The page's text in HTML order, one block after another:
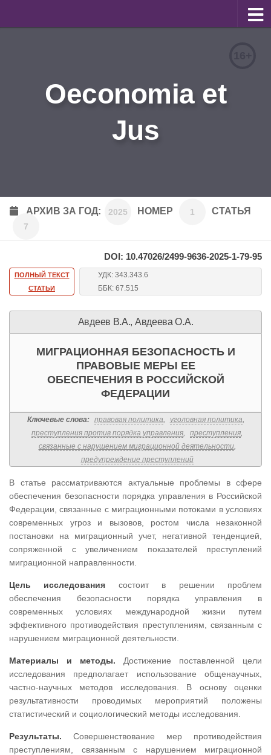
Для авторов
Архив
Oeconomia et
Jus
АРХИВ ЗА ГОД: 2025 НОМЕР 1 СТАТЬЯ
7
DOI: 10.47026/2499-9636-2025-1-79-95
ПОЛНЫЙ ТЕКСТ
СТАТЬИ
УДК: 343.343.6
ББК: 67.515
Авдеев В.А., Авдеева О.А.
МИГРАЦИОННАЯ БЕЗОПАСНОСТЬ И
ПРАВОВЫЕ МЕРЫ ЕЕ
ОБЕСПЕЧЕНИЯ В РОССИЙСКОЙ
ФЕДЕРАЦИИ
Ключевые слова: правовая политика, уголовная политика,
преступления против порядка управления, преступления,
связанные с нарушением миграционной деятельности,
предупреждение преступлений
В статье рассматриваются актуальные проблемы в сфере
обеспечения безопасности порядка управления в Российской
Федерации, связанные с миграционными потоками в условиях
современных угроз и вызовов, ростом числа незаконной
постановки на миграционный учет, негативной тенденцией,
сопряженной с увеличением показателей преступлений
миграционной направленности.
Цель исследования состоит в решении проблем
обеспечения безопасности порядка управления в
современных условиях международной жизни путем
эффективного противодействия преступлениям, связанным с
нарушением миграционной деятельности.
Материалы и методы. Достижение поставленной цели
исследования предполагает использование общенаучных,
частно-научных методов исследования. В основу оценки
результативности проводимых мероприятий положены
статистический и социологический методы исследования.
Результаты. Совершенствование мер противодействия
преступлениям, связанным с нарушением миграционной